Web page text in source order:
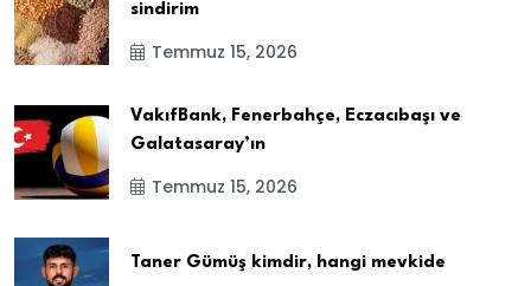
sindirim
Temmuz 15, 2026
VakıfBank, Fenerbahçe, Eczacıbaşı ve
Galatasaray’ın
Temmuz 15, 2026
Taner Gümüş kimdir, hangi mevkide